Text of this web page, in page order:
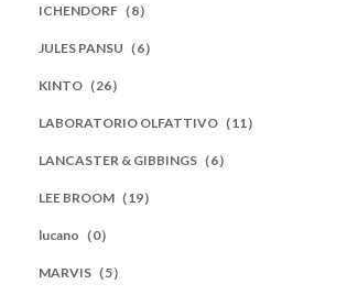
ICHENDORF（8）
JULES PANSU（6）
KINTO（26）
LABORATORIO OLFATTIVO（11）
LANCASTER & GIBBINGS（6）
LEE BROOM（19）
lucano（0）
MARVIS（5）